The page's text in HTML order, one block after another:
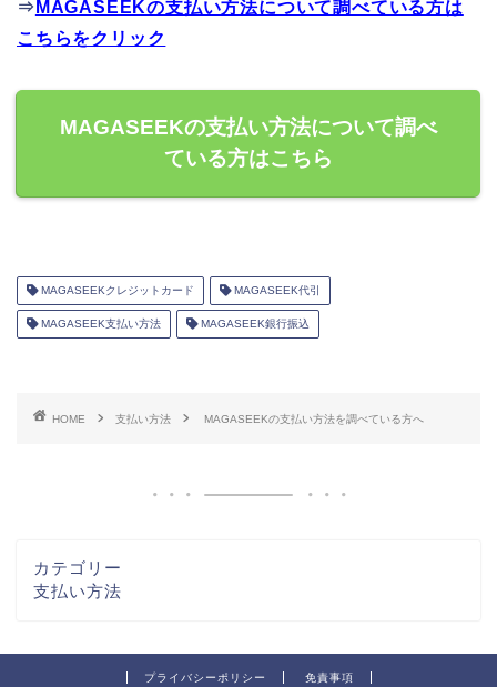
⇒ MAGASEEKの支払い方法について調べている方は
こちらをクリック
MAGASEEKの支払い方法について調べ
ている方はこちら
MAGASEEKクレジットカード MAGASEEK代引
MAGASEEK支払い方法 MAGASEEK銀行振込
HOME 支払い方法 MAGASEEKの支払い方法を調べている方へ
カテゴリー
支払い方法
プライバシーポリシー 免責事項